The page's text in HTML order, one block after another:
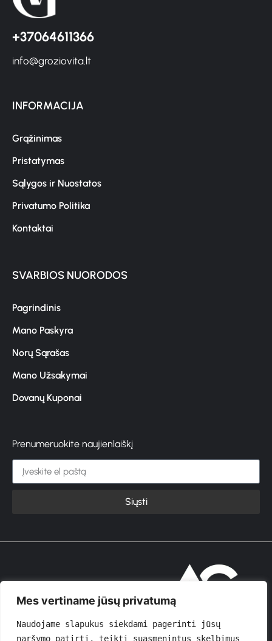
Mes vertiname jūsų privatumą
Naudojame slapukus siekdami pagerinti jūsų
naršymo patirtį, teikti suasmenintus skelbimus
+37064611366
info@groziovita.lt
INFORMACIJA
Grąžinimas
Pristatymas
Sąlygos ir Nuostatos
Privatumo Politika
Kontaktai
SVARBIOS NUORODOS
Pagrindinis
Mano Paskyra
Norų Sąrašas
Mano Užsakymai
Dovanų Kuponai
Prenumeruokite naujienlaiškį
Siųsti
© 2026 GROŽIOVITA